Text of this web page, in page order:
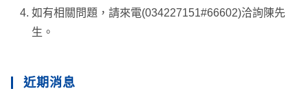
如有相關問題，請來電(034227151#66602)洽詢陳先
生。
近期消息